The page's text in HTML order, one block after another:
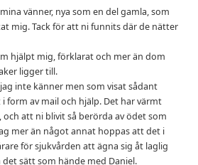
vänner, nya som en del gamla, som
mig. Tack för att ni funnits där de nätter
hjälpt mig, förklarat och mer än dom
ligger till.
inte känner men som visat sådant
form av mail och hjälp. Det har värmt
att ni blivit så berörda av ödet som
mer än något annat hoppas att det i
för sjukvården att ägna sig åt laglig
sätt som hände med Daniel.